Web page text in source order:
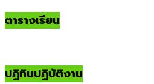
ตารางเรียน
ปฏิทินปฏิบัติงาน